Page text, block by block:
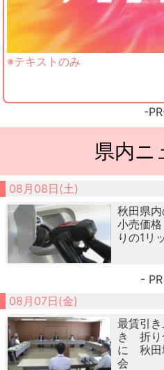
※テキストのみ
-
県内ニ
08月08日(土)
秋田県
小売価
りの1リ
-
08月07日(金)
最賃引
き 折り
に 秋田
会